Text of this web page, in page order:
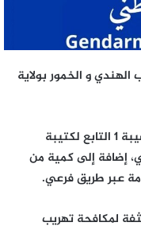
و الخمور بولاية
تمكن عناصر مركز الدرك الوطني في لكصيبة 1 التابع لكتيبة
إضافة إلى كمية من
عبر طريق فرعي.
لمكافحة تهريب